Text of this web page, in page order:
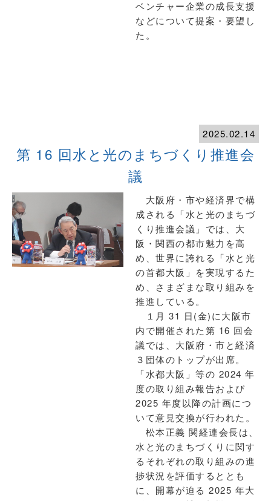
ベンチャー企業の成長支援
などについて提案・要望し
た。
2025.02.14
第 16 回水と光のまちづくり推進会
議
大阪府・市や経済界で構
成される「水と光のまちづ
くり推進会議」では、大
阪・関西の都市魅力を高
め、世界に誇れる「水と光
の首都大阪」を実現するた
め、さまざまな取り組みを
推進している。
１月 31 日(金)に大阪市
内で開催された第 16 回会
議では、大阪府・市と経済
３団体のトップが出席。
「水都大阪」等の 2024 年
度の取り組み報告および
2025 年度以降の計画につ
いて意見交換が行われた。
松本正義 関経連会長は、
水と光のまちづくりに関す
るそれぞれの取り組みの進
捗状況を評価するととも
に、開幕が迫る 2025 年大